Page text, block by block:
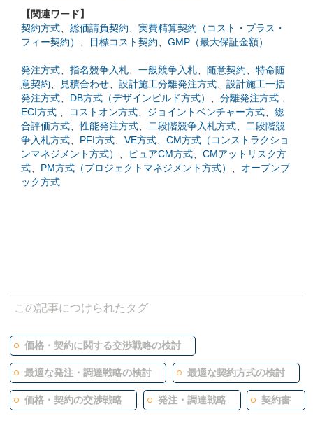
【関連ワード】
契約方式
総価請負契約
実費精算契約（コスト・プラス・
フィー契約）
目標コスト契約 GMP（最大保証金額）
発注方式 指名競争入札 一般競争入札 随意契約
特命随
意契約
見積合わせ 設計施工分離発注方式
設計施工一括
発注方式
DB方式（デザインビルド方式） 分離発注方式
ECI方式
コストオン方式 ジョイントベンチャー方式
総
合評価方式 、性能発注方式 二段階競争入札方式
二段階競
争入札方式
PFI方式 VE方式
CM方式（コンストラクショ
ンマネジメント方式）
ピュアCM方式
CMアットリスク方
式
PM方式（プロジェクトマネジメント方式）
オープンブ
ック方式
この記事につけられたタグ
価格・契約に関する交渉戦略の検討
最適な発注・調達戦略の検討 最適な契約方式の検討
価格・契約の交渉戦略 発注・調達戦略 契約書